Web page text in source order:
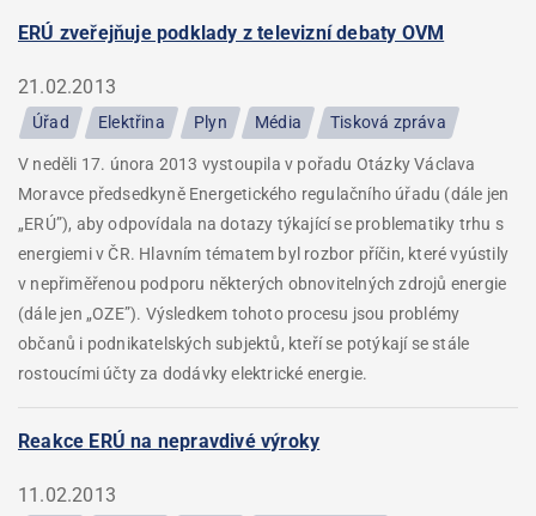
ERÚ zveřejňuje podklady z televizní debaty OVM
21.02.2013
Úřad Elektřina Plyn Média Tisková zpráva
V neděli 17. února 2013 vystoupila v pořadu Otázky Václava
Moravce předsedkyně Energetického regulačního úřadu (dále jen
„ERÚ”), aby odpovídala na dotazy týkající se problematiky trhu s
energiemi v ČR. Hlavním tématem byl rozbor příčin, které vyústily
v nepřiměřenou podporu některých obnovitelných zdrojů energie
(dále jen „OZE”). Výsledkem tohoto procesu jsou problémy
občanů i podnikatelských subjektů, kteří se potýkají se stále
rostoucími účty za dodávky elektrické energie.
Reakce ERÚ na nepravdivé výroky
11.02.2013